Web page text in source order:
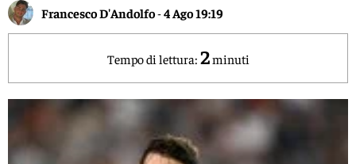
Francesco D'Andolfo-4 Ago 19:19
Tempo di lettura: 2minuti